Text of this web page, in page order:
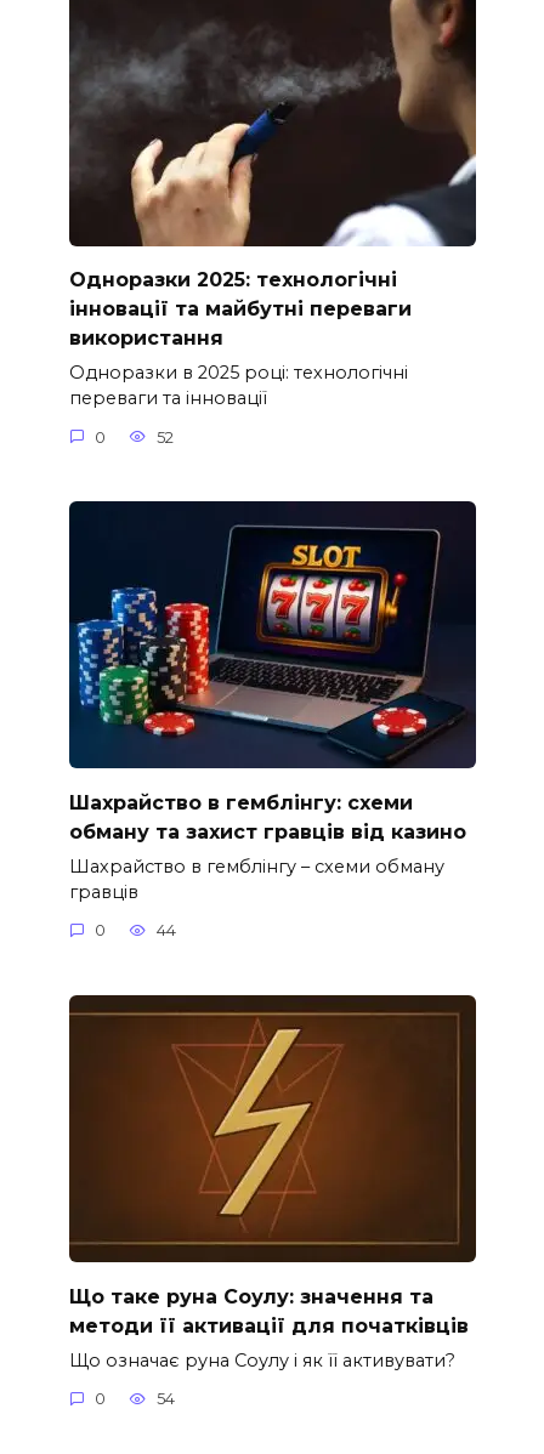
Одноразки 2025: технологічні
інновації та майбутні переваги
використання
Одноразки в 2025 році: технологічні
переваги та інновації
0 52
Шахрайство в гемблінгу: схеми
обману та захист гравців від казино
Шахрайство в гемблінгу – схеми обману
гравців
0 44
Що таке руна Соулу: значення та
методи її активації для початківців
Що означає руна Соулу і як її активувати?
0 54